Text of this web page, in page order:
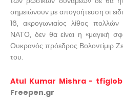
σημειώνουν με απογοήτευση οι
16, ακρογωνιαίος λίθος
ΝΑΤΟ, δεν θα είναι η «μαγική
Ουκρανός πρόεδρος Βολοντίμιρ
του.
Atul Kumar Mishra -
Freepen.gr